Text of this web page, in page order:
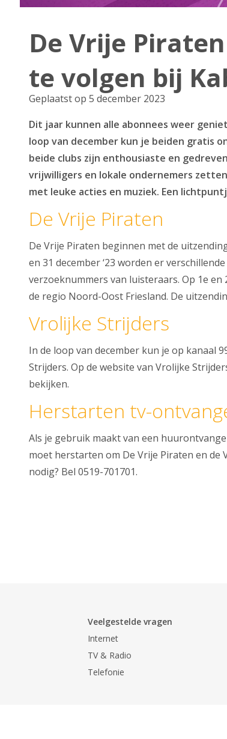
De Vrije
te volgen bij
Geplaatst op 5 december 2023
Dit jaar kunnen alle abonnees weer
loop van december kun je beiden gratis
beide clubs zijn enthousiaste en
vrijwilligers en lokale ondernemers
met leuke acties en muziek. Een
De Vrije Piraten
De Vrije Piraten beginnen met de
en 31 december ‘23 worden er
verzoeknummers van luisteraars. Op 1e
de regio Noord-Oost Friesland. De
Vrolijke Strijders
In de loop van december kun je op kanaal
Strijders. Op de website van Vrolijke
bekijken.
Herstarten tv-
Als je gebruik maakt van een
moet herstarten om De Vrije Piraten en
nodig? Bel 0519-701701.
Veelgestelde vragen
Internet
TV & Radio
Telefonie